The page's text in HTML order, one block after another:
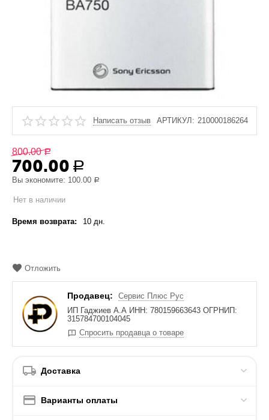
Написать отзыв АРТИКУЛ: 210000186264
800.00 Р
700.00 Р
Вы экономите: 100.00 Р
Нет в наличии
Время возврата: 10 дн.
Отложить
Продавец:
Сервис Плюс Рус
ИП Гаджиев А.А ИНН: 780159663643 ОГРНИП:
315784700104045
Спросить продавца о товаре
Доставка
Варианты оплаты